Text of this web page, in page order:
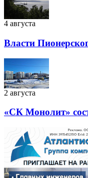
4 августа
Власти
2 августа
«СК Монолит»